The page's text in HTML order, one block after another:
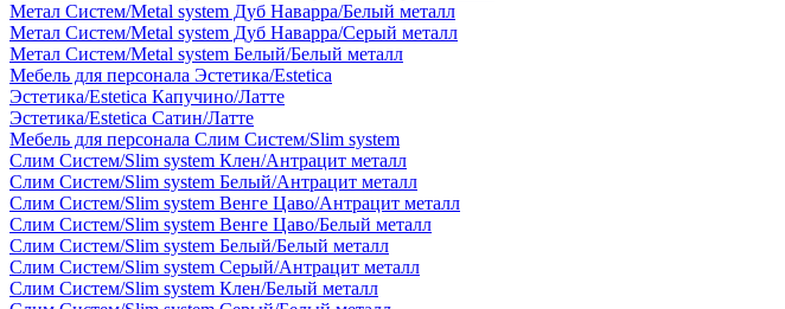
Метал Систем/Metal system Дуб Наварра/Белый металл
Метал Систем/Metal system Дуб Наварра/Серый металл
Метал Систем/Metal system Белый/Белый металл
Мебель для персонала Эстетика/Estetica
Эстетика/Estetica Капучино/Латте
Эстетика/Estetica Сатин/Латте
Мебель для персонала Слим Систем/Slim system
Слим Систем/Slim system Клен/Антрацит металл
Слим Систем/Slim system Белый/Антрацит металл
Слим Систем/Slim system Венге Цаво/Антрацит металл
Слим Систем/Slim system Венге Цаво/Белый металл
Слим Систем/Slim system Белый/Белый металл
Слим Систем/Slim system Серый/Антрацит металл
Слим Систем/Slim system Клен/Белый металл